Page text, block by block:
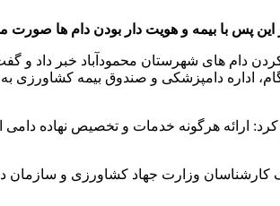
پس با بیمه و هویت دار بودن دام ها صورت
دام های شهرستان محمودآباد خبر داد و
اداره دامپزشکی و صندوق بیمه
هرگونه خدمات و تخصیص نهاده دامی
کمک کارشناسان وزارت جهاد کشاورزی و